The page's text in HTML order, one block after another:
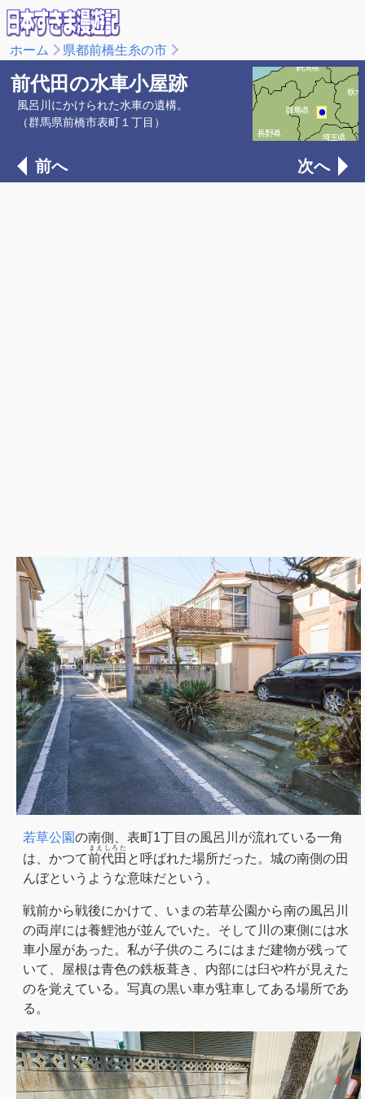
ホーム 県都前橋生糸の市
前代田の水車小屋跡
風呂川にかけられた水車の遺構。
（群馬県前橋市表町１丁目）
前へ 次へ
若草公園の南側、表町1丁目の風呂川が流れている一角
は、かつて前代田
まえしろた
と呼ばれた場所だった。城の南側の田
んぼというような意味だという。
戦前から戦後にかけて、いまの若草公園から南の風呂川
の両岸には養鯉池が並んでいた。そして川の東側には水
車小屋があった。私が子供のころにはまだ建物が残って
いて、屋根は青色の鉄板葺き、内部には臼や杵が見えた
のを覚えている。写真の黒い車が駐車してある場所であ
る。